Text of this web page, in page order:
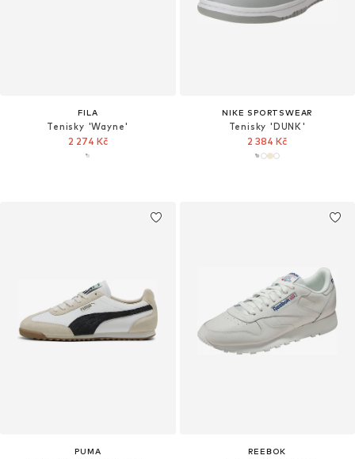
FILA
Tenisky 'Wayne'
2 274 Kč
NIKE SPORTSWEAR
Tenisky 'DUNK'
2 384 Kč
PUMA REEBOK